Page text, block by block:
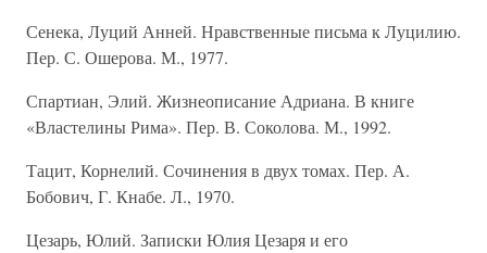
Сенека, Луций Анней. Нравственные письма к Луцилию.
Пер. С. Ошерова. М., 1977.
Спартиан, Элий. Жизнеописание Адриана. В книге
«Властелины Рима». Пер. В. Соколова. М., 1992.
Тацит, Корнелий. Сочинения в двух томах. Пер. А.
Бобович, Г. Кнабе. Л., 1970.
Цезарь, Юлий. Записки Юлия Цезаря и его